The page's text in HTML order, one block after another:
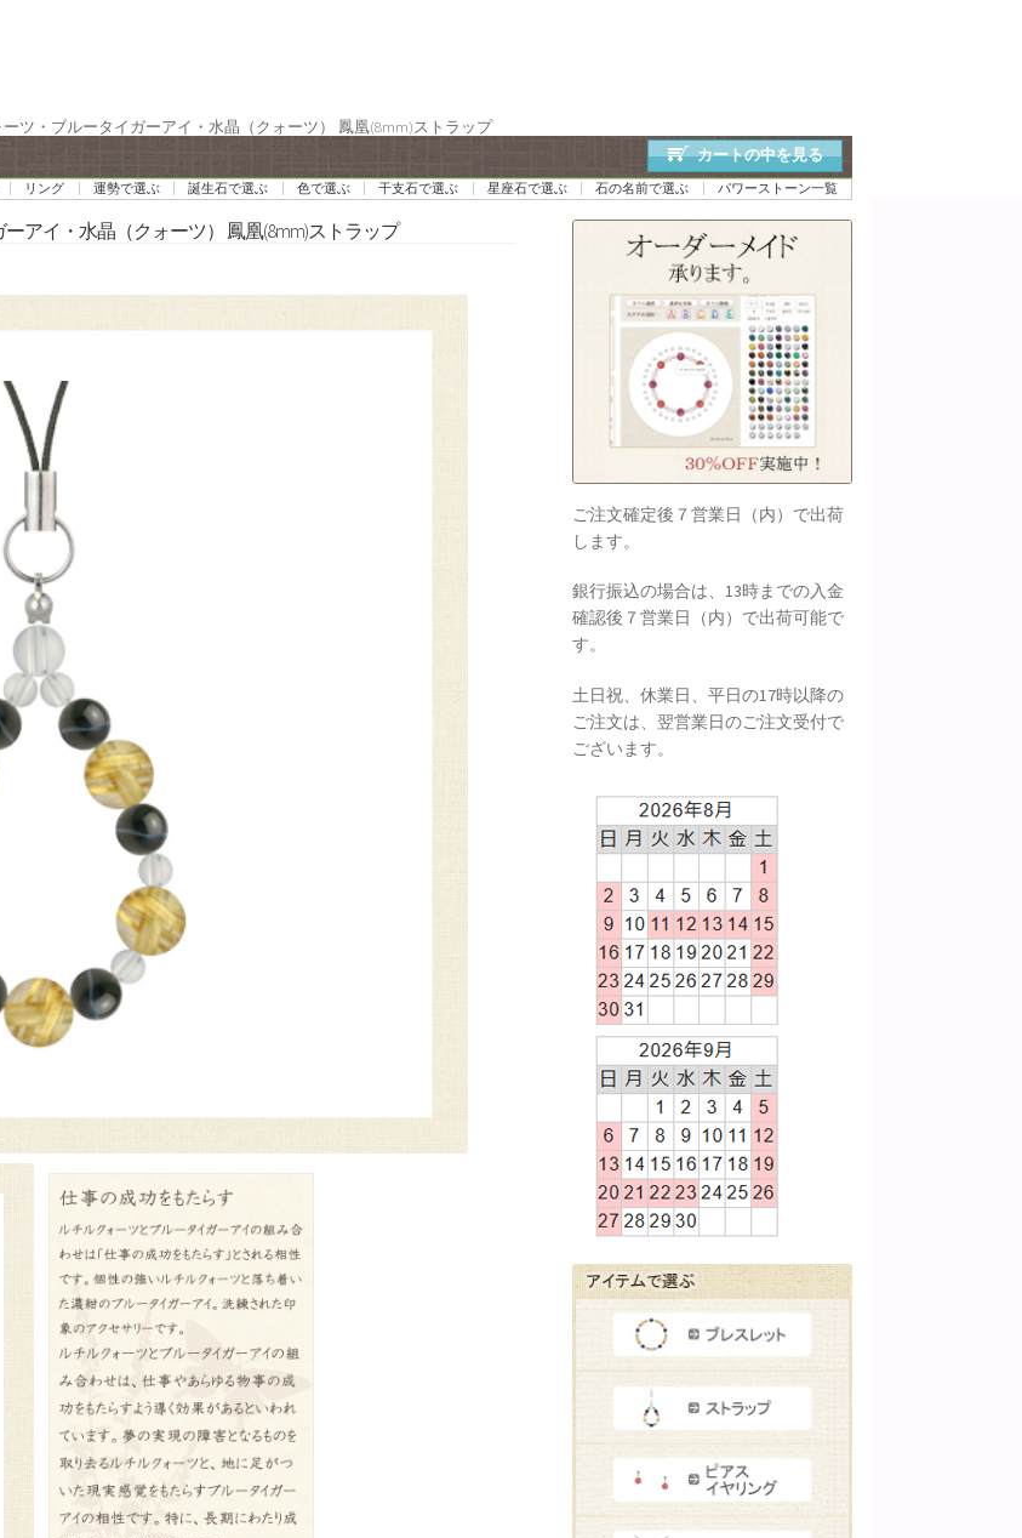
ツ・ブルータイガーアイ・水晶（クォーツ） 鳳凰(8mm)ストラップ
カートの中を見る
リング 運勢で選ぶ 誕生石で選ぶ 色で選ぶ 干支石で選ぶ 星座石で選ぶ 石の名前で選ぶ パワーストーン一覧
アイ・水晶（クォーツ） 鳳凰(8mm)ストラップ
ご注文確定後７営業日（内）で出荷
します。
銀行振込の場合は、13時までの入金
確認後７営業日（内）で出荷可能で
す。
土日祝、休業日、平日の17時以降の
ご注文は、翌営業日のご注文受付で
ございます。